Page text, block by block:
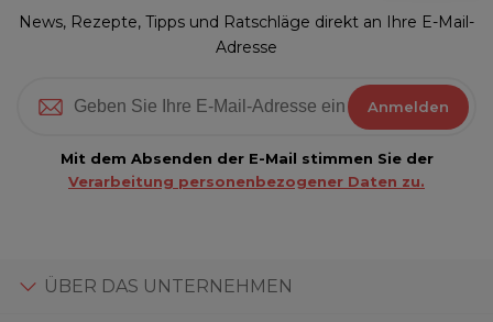
News, Rezepte, Tipps und Ratschläge direkt an Ihre E-Mail-
Adresse
Anmelden
Mit dem Absenden der E-Mail stimmen Sie der
Verarbeitung personenbezogener Daten zu.
ÜBER DAS UNTERNEHMEN